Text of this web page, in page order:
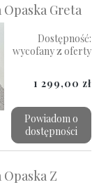
Opaska Greta
Dostępność:
wycofany z oferty
1 299,00 zł
Powiadom o
dostępności
Opaska Z